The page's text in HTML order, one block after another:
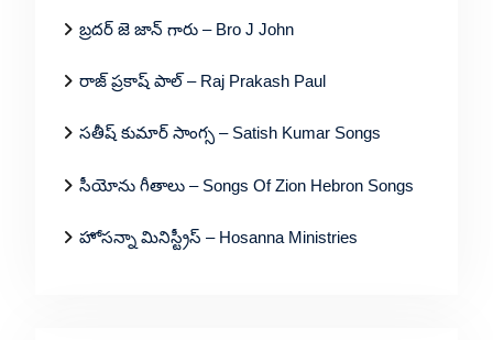
బ్రదర్ జె జాన్ గారు – Bro J John
రాజ్ ప్రకాష్ పాల్ – Raj Prakash Paul
సతీష్ కుమార్ సాంగ్స – Satish Kumar Songs
సీయోను గీతాలు – Songs Of Zion Hebron Songs
హోసన్నా మినిస్ట్రీస్ – Hosanna Ministries